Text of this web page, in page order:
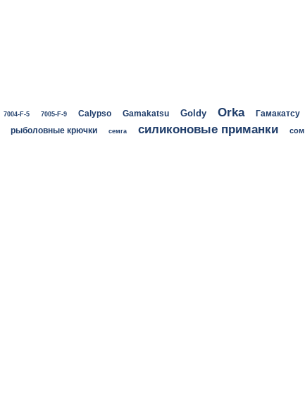
7004-F-5 7005-F-9 Calypso Gamakatsu Goldy Orka Гамакатсу
рыболовные крючки семга силиконовые приманки сом